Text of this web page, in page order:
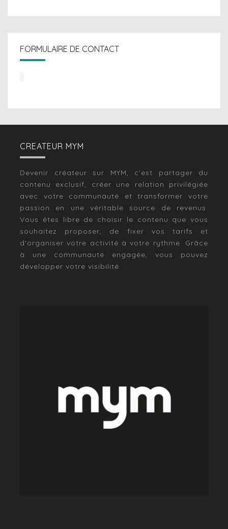
FORMULAIRE DE CONTACT
CREATEUR MYM
Devenir créateur sur MYM, c'est partager du
contenu exclusif, créer une relation privilégiée
avec votre communauté et transformer votre
passion en une véritable source de revenus.
Vous êtes libre de choisir le contenu que vous
souhaitez proposer, de fixer vos tarifs et
d'organiser votre activité à votre rythme. Grâce
à une communauté engagée, vous pouvez
développer votre visibilité.